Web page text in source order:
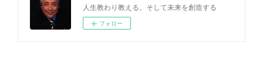
人生教わり教える。そして未来を創造する
フォロー